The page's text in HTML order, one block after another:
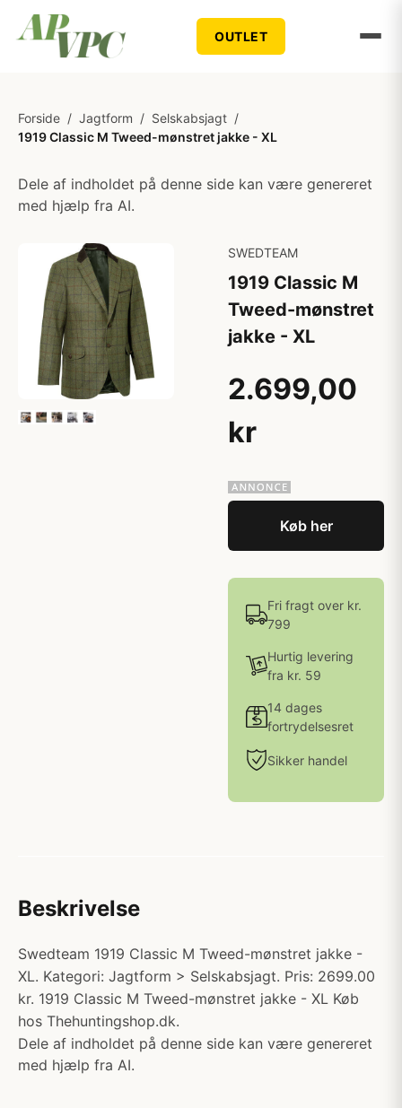
OUTLET
Forside / Jagtform / Selskabsjagt /
1919 Classic M Tweed-mønstret jakke - XL
Dele af indholdet på denne side kan være genereret
med hjælp fra AI.
SWEDTEAM
1919 Classic M
Tweed-mønstret
jakke - XL
2.699,00
kr
Køb her
Fri fragt over kr.
799
Hurtig levering
fra kr. 59
14 dages
fortrydelsesret
Sikker handel
Beskrivelse
Swedteam 1919 Classic M Tweed-mønstret jakke -
XL. Kategori: Jagtform > Selskabsjagt. Pris: 2699.00
kr. 1919 Classic M Tweed-mønstret jakke - XL Køb
hos Thehuntingshop.dk.
Dele af indholdet på denne side kan være genereret
med hjælp fra AI.